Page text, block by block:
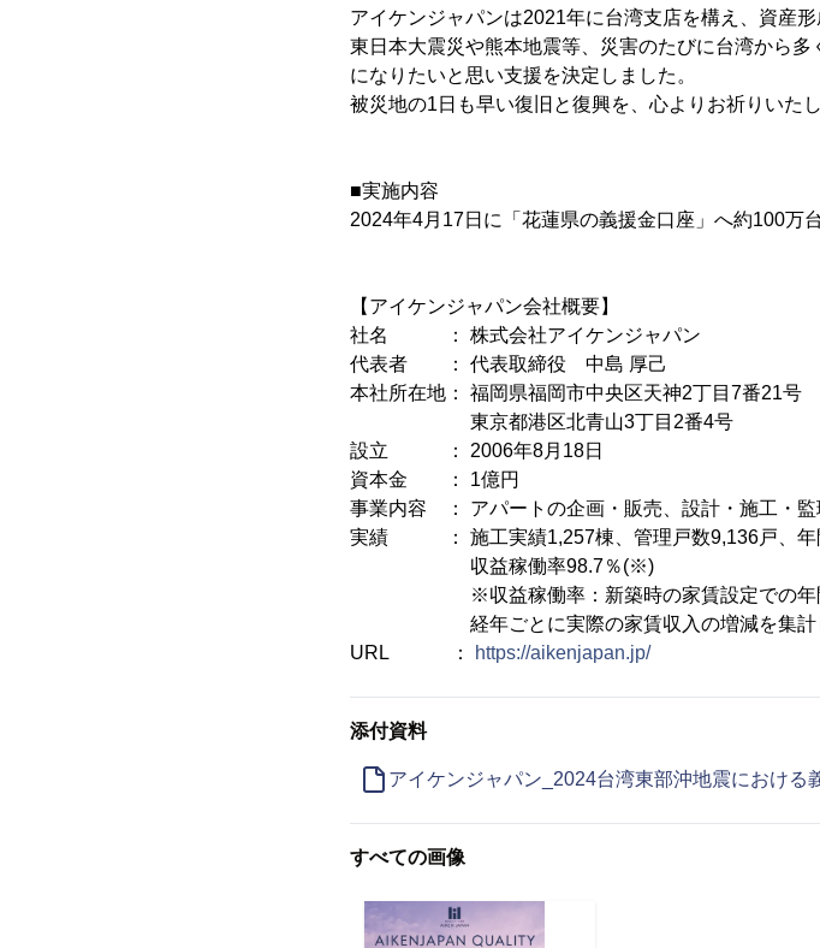
アイケンジャパンは2021年に台湾支店を構え、資産
東日本大震災や熊本地震等、災害のたびに台湾から
になりたいと思い支援を決定しました。
被災地の1日も早い復旧と復興を、心よりお祈りいたし
■実施内容
2024年4月17日に「花蓮県の義援金口座」へ約100万
【アイケンジャパン会社概要】
社名 ： 株式会社アイケンジャパン
代表者 ： 代表取締役 中島 厚己
本社所在地： 福岡県福岡市中央区天神2丁目7番21号
東京都港区北青山3丁目2番4号
設立 ： 2006年8月18日
資本金 ： 1億円
事業内容 ： アパートの企画・販売、設計・施工・監
実績 ： 施工実績1,257棟、管理戸数9,136戸、年
収益稼働率98.7％(※)
※収益稼働率：新築時の家賃設定での年間完
経年ごとに実際の家賃収入の増減を集計し
URL ：
https://aikenjapan.jp/
添付資料
アイケンジャパン_2024台湾東部沖地震における
すべての画像